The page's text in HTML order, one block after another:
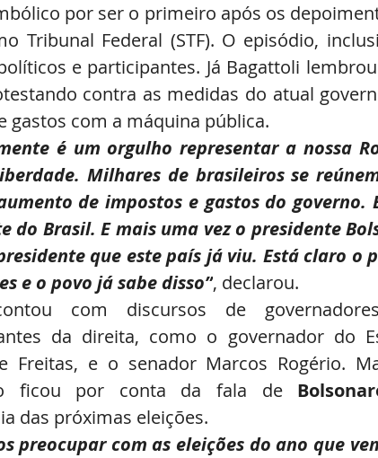
por ser o primeiro após os
Tribunal Federal (STF). O episódio,
e participantes. Já Bagattoli
contra as medidas do atual
gastos com a máquina pública.
é um orgulho representar a nossa
Milhares de brasileiros se
de impostos e gastos do
do Brasil. E mais uma vez o presidente
que este país já viu. Está claro o
e o povo já sabe disso”, declarou.
com discursos de
da direita, como o governador do
Freitas, e o senador Marcos Rogério.
ficou por conta da fala de
das próximas eleições.
preocupar com as eleições do ano que